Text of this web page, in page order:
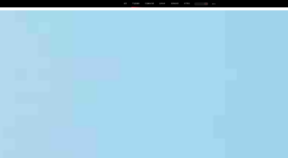
首页 产品及服务 行业解决方案 合作伙伴 投资者关系 关于我们 中EN